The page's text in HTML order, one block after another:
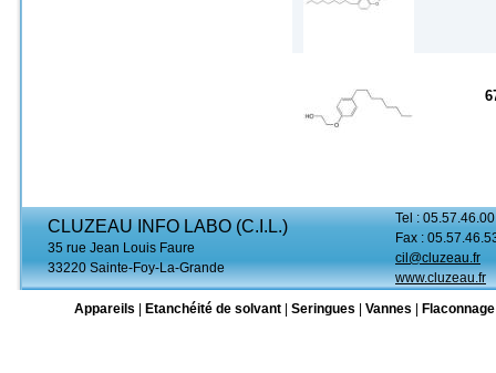
CLUZEAU INFO LABO (C.I.L.)
35 rue Jean Louis Faure
33220 Sainte-Foy-La-Grande
Tel :
Fax :
cil@cluzeau.fr
www.cluzeau.fr
Appareils
Etanchéité de solvant Seringues Vannes Flaconnage